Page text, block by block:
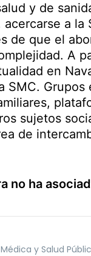
y de
acercarse a
de que el
A
en
SMC.
sujetos
de
no ha
y Salud